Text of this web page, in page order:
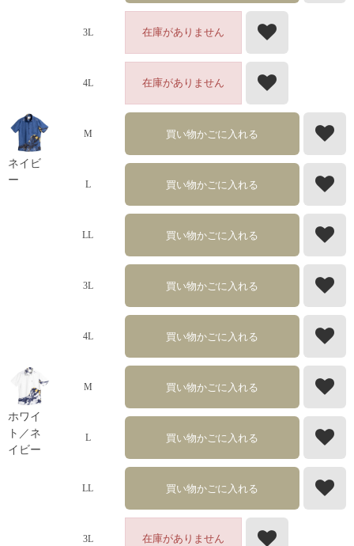
3L 在庫がありません
4L 在庫がありません
ネイビ
ー
M 買い物かごに入れる
L 買い物かごに入れる
LL 買い物かごに入れる
3L 買い物かごに入れる
4L 買い物かごに入れる
ホワイ
ト／ネ
イビー
M 買い物かごに入れる
L 買い物かごに入れる
LL 買い物かごに入れる
3L 在庫がありません